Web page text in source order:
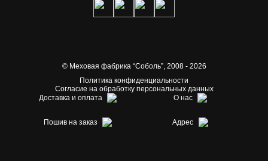
© Меховая фабрика “Соболь”,2008 - 2026
Политика конфиденциальности
Согласие на обработку персональных данных
Доставка и оплата
О нас
Пошив на заказ Адрес